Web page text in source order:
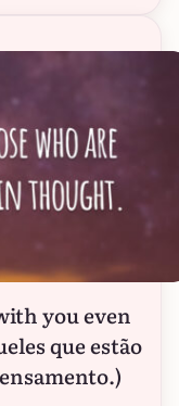
you even
que estão